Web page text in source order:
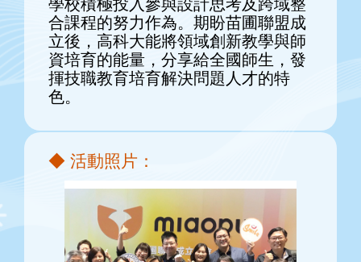
學校積極投入參與設計思考及跨域整
合課程的努力作為。期盼苗圃聯盟成
立後，高科大能將領域創新教學與師
資培育的能量，分享給全國師生，發
揮技職教育培育解決問題人才的特
色。